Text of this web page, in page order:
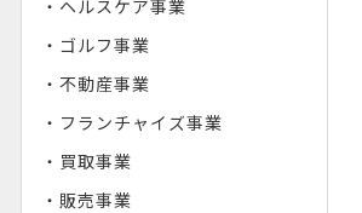
・ヘルスケア事業
・ゴルフ事業
・不動産事業
・フランチャイズ事業
・買取事業
・販売事業